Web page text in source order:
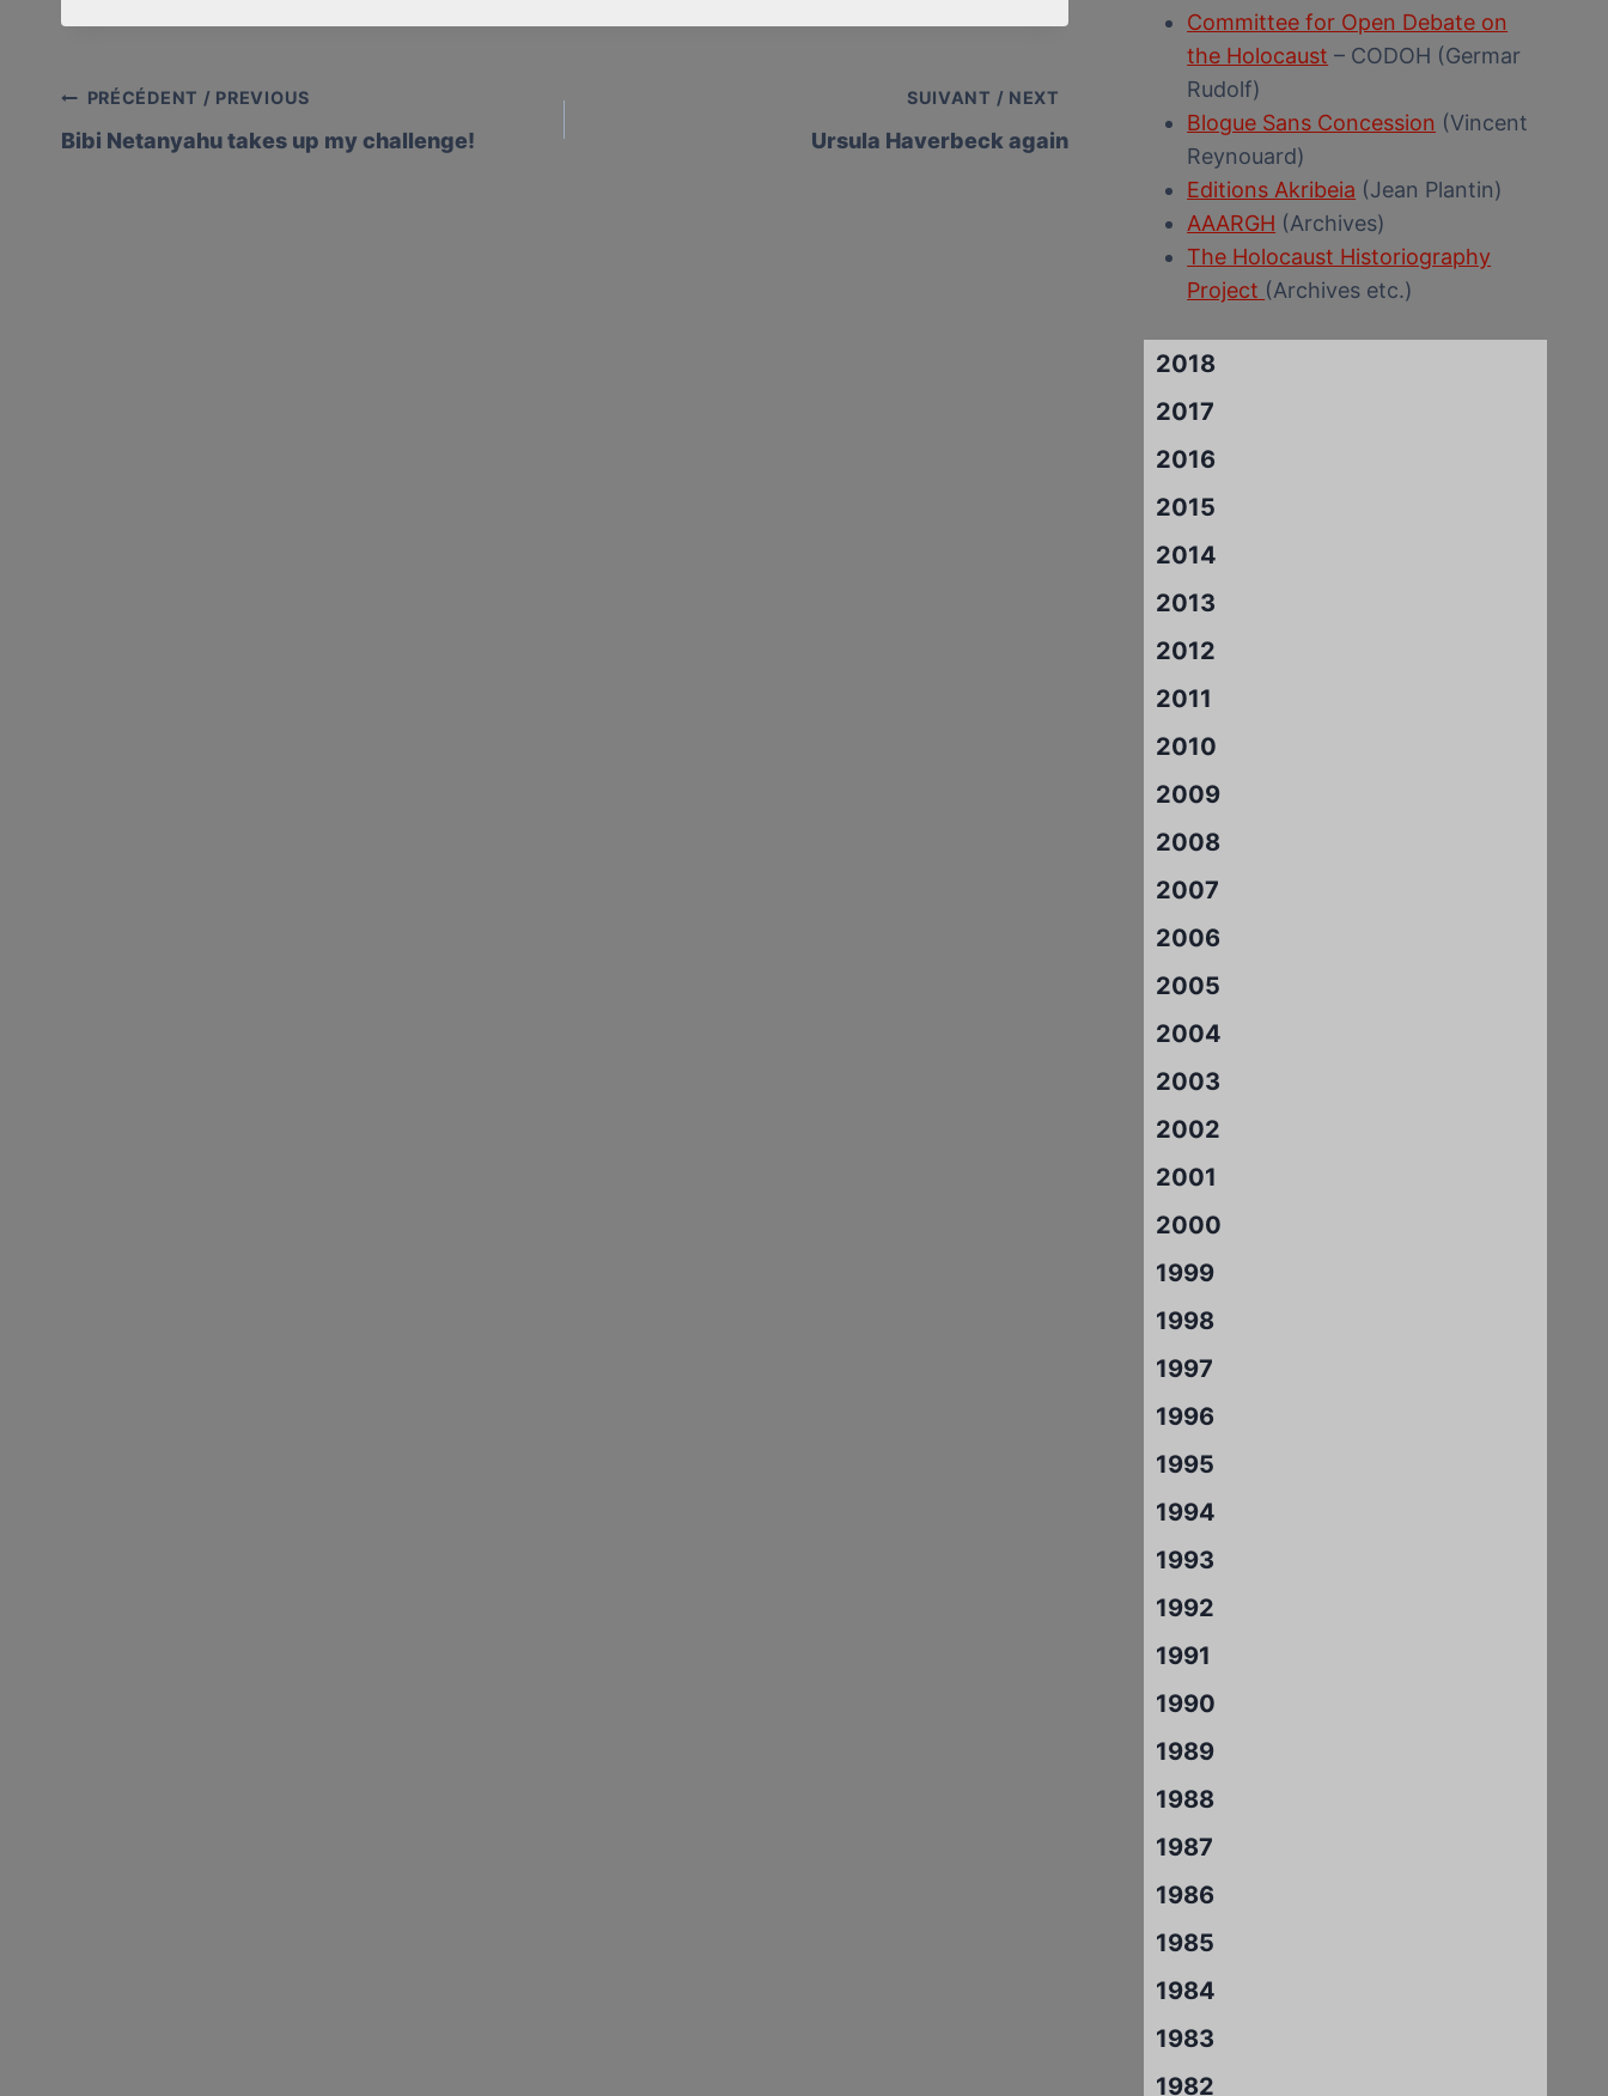
Post
navigation
PRÉCÉDENT / PREVIOUS
Bibi Netanyahu takes up my challenge!
SUIVANT / NEXT
Ursula Haverbeck again
Committee for Open Debate on
the Holocaust – CODOH (Germar
Rudolf)
Blogue Sans Concession (Vincent
Reynouard)
Editions Akribeia (Jean Plantin)
AAARGH (Archives)
The Holocaust Historiography
Project (Archives etc.)
2018
2017
2016
2015
2014
2013
2012
2011
2010
2009
2008
2007
2006
2005
2004
2003
2002
2001
2000
1999
1998
1997
1996
1995
1994
1993
1992
1991
1990
1989
1988
1987
1986
1985
1984
1983
1982